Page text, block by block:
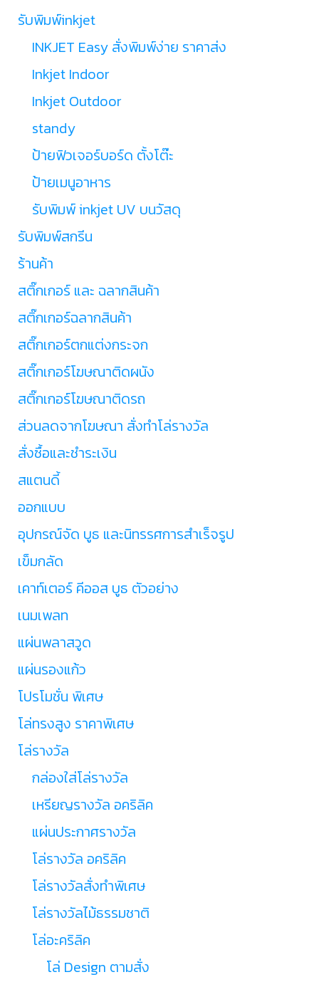
รับพิมพ์inkjet
INKJET Easy สั่งพิมพ์ง่าย ราคาส่ง
Inkjet Indoor
Inkjet Outdoor
standy
ป้ายฟิวเจอร์บอร์ด ตั้งโต๊ะ
ป้ายเมนูอาหาร
รับพิมพ์ inkjet UV บนวัสดุ
รับพิมพ์สกรีน
ร้านค้า
สติ๊กเกอร์ และ ฉลากสินค้า
สติ๊กเกอร์ฉลากสินค้า
สติ๊กเกอร์ตกแต่งกระจก
สติ๊กเกอร์โฆษณาติดผนัง
สติ๊กเกอร์โฆษณาติดรถ
ส่วนลดจากโฆษณา สั่งทำโล่รางวัล
สั่งซื้อและชำระเงิน
สแตนดี้
ออกแบบ
อุปกรณ์จัด บูธ และนิทรรศการสำเร็จรูป
เข็มกลัด
เคาท์เตอร์ คีออส บูธ ตัวอย่าง
เนมเพลท
แผ่นพลาสวูด
แผ่นรองแก้ว
โปรโมชั่น พิเศษ
โล่ทรงสูง ราคาพิเศษ
โล่รางวัล
กล่องใส่โล่รางวัล
เหรียญรางวัล อคริลิค
แผ่นประกาศรางวัล
โล่รางวัล อคริลิค
โล่รางวัลสั่งทำพิเศษ
โล่รางวัลไม้ธรรมชาติ
โล่อะคริลิค
โล่ Design ตามสั่ง